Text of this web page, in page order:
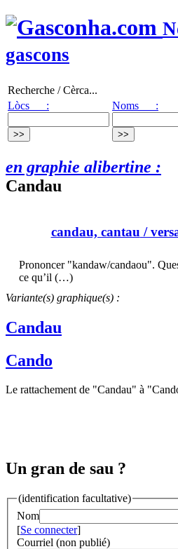
gascons
Recherche / Cèrca...
Lòcs :
Noms :
en graphie alibertine :
Candau
candau, cantau /
Prononcer "kandaw/candaou".
ce qu’il (…)
Variante(s) graphique(s) :
Candau
Cando
Le rattachement de "Candau" à
Un gran de sau ?
(identification facultative)
Nom
[Se connecter]
Courriel (non publié)